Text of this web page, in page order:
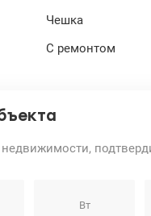
Чешка
С ремонтом
Вт